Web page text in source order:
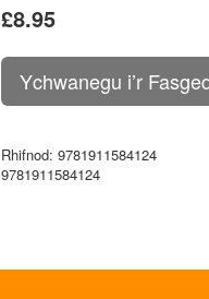
£8.95
Rhifnod: 9781911584124
9781911584124